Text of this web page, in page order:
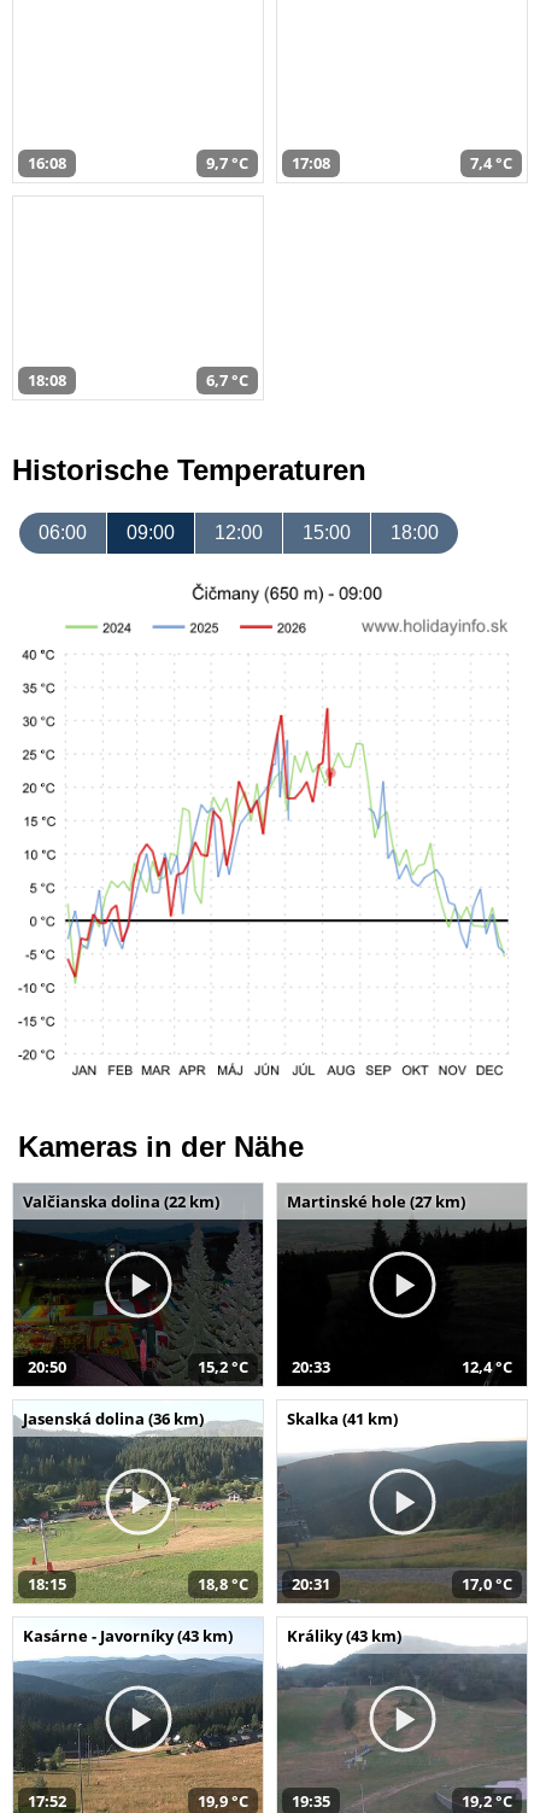
16:08 9,7 °C 17:08 7,4 °C
18:08 6,7 °C
Historische Temperaturen
06:00 09:00 12:00 15:00 18:00
Kameras in der Nähe
Valčianska dolina (22 km)
20:50 15,2 °C
Martinské hole (27 km)
20:33 12,4 °C
Jasenská dolina (36 km)
18:15 18,8 °C
Skalka (41 km)
20:31 17,0 °C
Kasárne - Javorníky (43 km)
17:52 19,9 °C
Králiky (43 km)
19:35 19,2 °C